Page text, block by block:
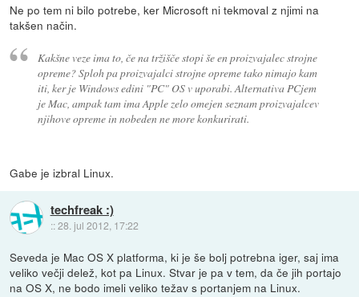
Ne po tem ni bilo potrebe, ker Microsoft ni tekmoval z njimi na
takšen način.
Kakšne veze ima to, če na tržišče stopi še en proizvajalec strojne
opreme? Sploh pa proizvajalci strojne opreme tako nimajo kam
iti, ker je Windows edini "PC" OS v uporabi. Alternativa PCjem
je Mac, ampak tam ima Apple zelo omejen seznam proizvajalcev
njihove opreme in nobeden ne more konkurirati.
Gabe je izbral Linux.
techfreak :)
::28. jul 2012, 17:22
Seveda je Mac OS X platforma, ki je še bolj potrebna iger, saj ima
veliko večji delež, kot pa Linux. Stvar je pa v tem, da če jih portajo
na OS X, ne bodo imeli veliko težav s portanjem na Linux.